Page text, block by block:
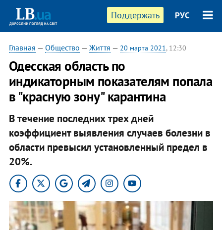
Поддержать РУС
Главная — Общество — Життя — 20 марта 2021, 12:30
Одесская область по
индикаторным показателям попала
в "красную зону" карантина
В течение последних трех дней
коэффициент выявления случаев болезни в
области превысил установленный предел в
20%.